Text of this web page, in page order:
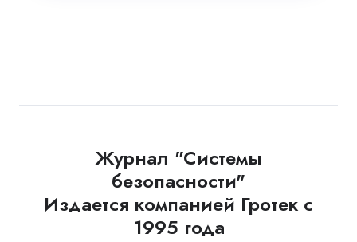
Журнал "Системы
безопасности"
Издается компанией Гротек с
1995 года